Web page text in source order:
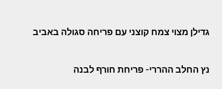
גדילן מצוי צמח קוצני עם פריחה סגולה באביב
נץ החלב ההררי- פריחת חורף לבנה